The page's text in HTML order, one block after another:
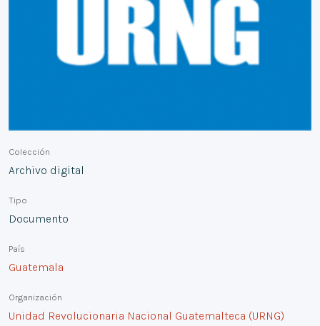
Colección
Archivo digital
Tipo
Documento
País
Guatemala
Organización
Unidad Revolucionaria Nacional Guatemalteca (URNG)